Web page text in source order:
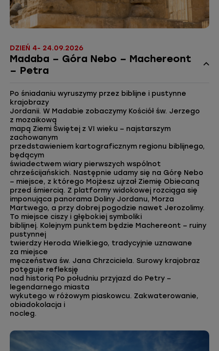
DZIEŃ 4- 24.09.2026
Madaba – Góra Nebo – Machereont
– Petra
Po śniadaniu wyruszymy przez biblijne i pustynne
krajobrazy
Jordanii. W Madabie zobaczymy Kościół św. Jerzego
z mozaikową
mapą Ziemi Świętej z VI wieku – najstarszym
zachowanym
przedstawieniem kartograficznym regionu biblijnego,
będącym
świadectwem wiary pierwszych wspólnot
chrześcijańskich. Następnie udamy się na Górę Nebo
– miejsce, z którego Mojżesz ujrzał Ziemię Obiecaną
przed śmiercią. Z platformy widokowej rozciąga się
imponująca panorama Doliny Jordanu, Morza
Martwego, a przy dobrej pogodzie nawet Jerozolimy.
To miejsce ciszy i głębokiej symboliki
biblijnej. Kolejnym punktem będzie Machereont – ruiny
pustynnej
twierdzy Heroda Wielkiego, tradycyjnie uznawane
za miejsce
męczeństwa św. Jana Chrzciciela. Surowy krajobraz
potęguje refleksję
nad historią Po południu przyjazd do Petry –
legendarnego miasta
wykutego w różowym piaskowcu. Zakwaterowanie,
obiadokolacja i
nocleg.